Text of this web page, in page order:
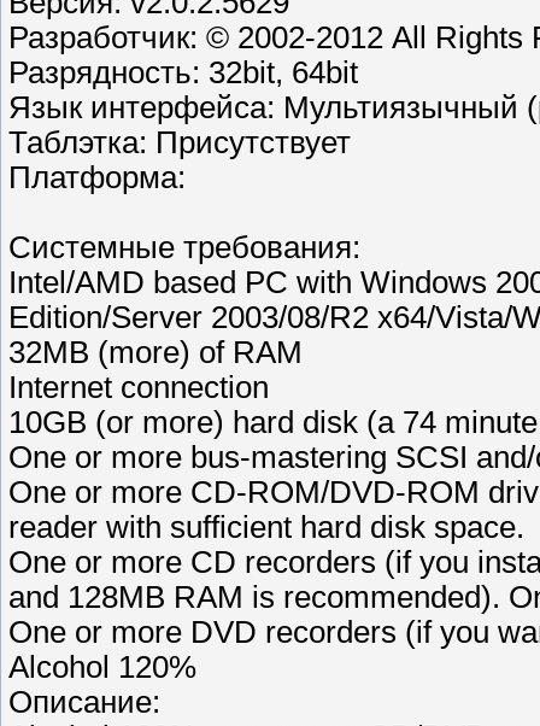
Разработчик: © 2002-2012 All Rights
Разрядность: 32bit, 64bit
Язык интерфейса: Мультиязычный
Таблэтка: Присутствует
Платформа:
Системные требования:
Intel/AMD based PC with Windows
Edition/Server 2003/08/R2 x64/Vista/
32MB (more) of RAM
Internet connection
10GB (or more) hard disk (a 74
One or more bus-mastering SCSI
One or more CD-ROM/DVD-ROM
reader with sufficient hard disk space.
One or more CD recorders (if you
and 128MB RAM is recommended).
One or more DVD recorders (if you
Alcohol 120%
Описание: